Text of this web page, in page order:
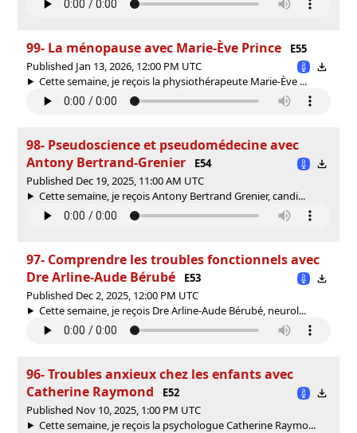
99- La ménopause avec Marie-Ève Prince
E55
Published Jan 13, 2026, 12:00 PM UTC
Cette semaine, je reçois la physiothérapeute Marie-Ève ...
98- Pseudoscience et pseudomédecine avec
Antony Bertrand-Grenier
E54
Published Dec 19, 2025, 11:00 AM UTC
Cette semaine, je reçois Antony Bertrand Grenier, candi...
97- Comprendre les troubles fonctionnels avec
Dre Arline-Aude Bérubé
E53
Published Dec 2, 2025, 12:00 PM UTC
Cette semaine, je reçois Dre Arline-Aude Bérubé, neurol...
96- Troubles anxieux chez les enfants avec
Catherine Raymond
E52
Published Nov 10, 2025, 1:00 PM UTC
Cette semaine, je reçois la psychologue Catherine Raymo...